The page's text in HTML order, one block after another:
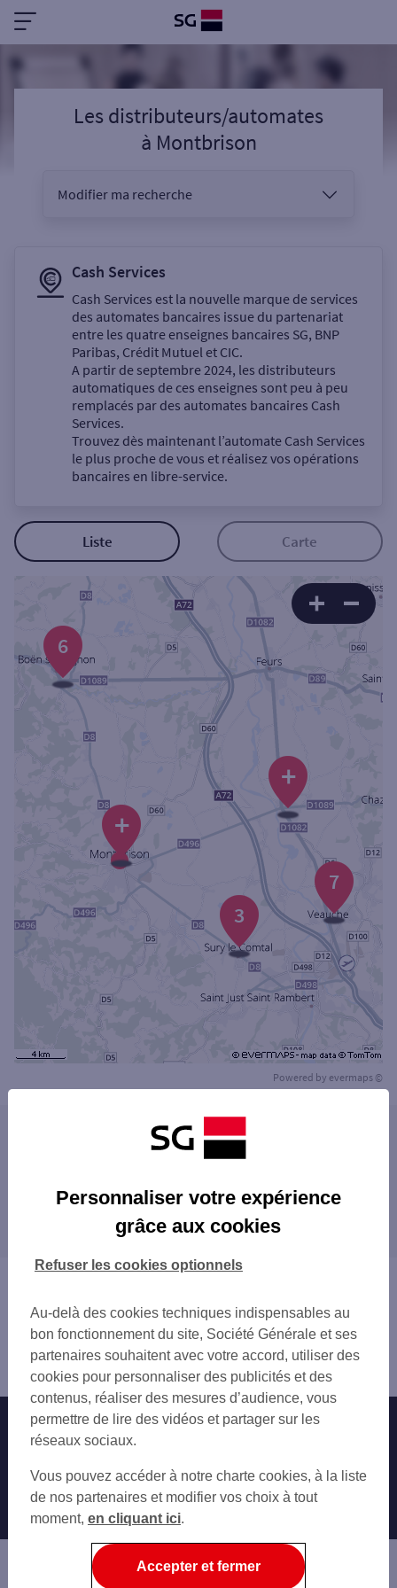
Les distributeurs/automates
à Montbrison
Modifier ma recherche
Sélectionnez votre recherche
Un service
Autour de moi
Ville / Code postal
Rue
Rechercher
Cash Services
Cash Services est la nouvelle marque de services
des automates bancaires issue du partenariat
entre les quatre enseignes bancaires SG, BNP
Paribas, Crédit Mutuel et CIC.
A partir de septembre 2024, les distributeurs
automatiques de ces enseignes sont peu à peu
remplacés par des automates bancaires Cash
Services.
Trouvez dès maintenant l’automate Cash Services
le plus proche de vous et réalisez vos opérations
bancaires en libre-service.
Liste Carte
7
6
+
3
+
Powered by evermaps ©
Les distributeurs/automates dans les villes à
SAINT-JUST-SAINT-RAMBERT
Les distributeurs/automates dans les
départements limitrophes
07 ARDÈCHE
43 HAUTE-LOIRE
63 PUY-DE-DÔME
69 RHÔNE
71 SAÔNE-ET-LOIRE
Loire
Nos engagements Nous contacter
Autres sites SG
Professionnels
Entreprises
Associations
Personnaliser votre expérience
grâce aux cookies
Au-delà des cookies techniques indispensables au
bon fonctionnement du site, Société Générale et ses
partenaires souhaitent avec votre accord, utiliser des
cookies pour personnaliser des publicités et des
contenus, réaliser des mesures d’audience, vous
permettre de lire des vidéos et partager sur les
réseaux sociaux.
Vous pouvez accéder à notre charte cookies, à la liste
de nos partenaires et modifier vos choix à tout
moment, en cliquant ici.
Refuser les cookies optionnels
Accepter et fermer